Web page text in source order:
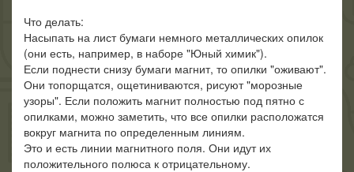
Что делать:
Насыпать на лист бумаги немного металлических опилок
(они есть, например, в наборе "Юный химик").
Если поднести снизу бумаги магнит, то опилки "оживают".
Они топорщатся, ощетиниваются, рисуют "морозные
узоры". Если положить магнит полностью под пятно с
опилками, можно заметить, что все опилки расположатся
вокруг магнита по определенным линиям.
Это и есть линии магнитного поля. Они идут их
положительного полюса к отрицательному.